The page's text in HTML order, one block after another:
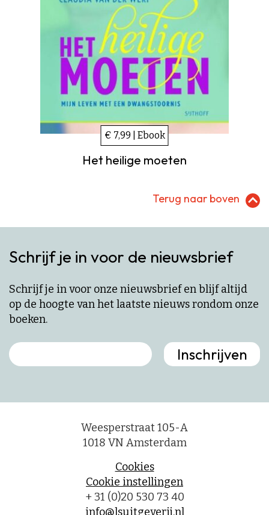
€ 7,99 | Ebook
Het heilige moeten
Terug naar boven
Schrijf je in voor de nieuwsbrief
Schrijf je in voor onze nieuwsbrief en blijf altijd
op de hoogte van het laatste nieuws rondom onze
boeken.
Weesperstraat 105-A
1018 VN Amsterdam
Cookies
Cookie instellingen
+ 31 (0)20 530 73 40
info@lsuitgeverij.nl